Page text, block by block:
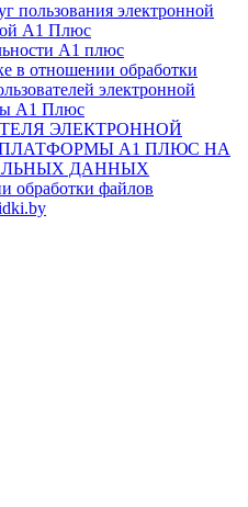
пользования электронной
А1 Плюс
А1 плюс
отношении обработки
электронной
А1 Плюс
ЭЛЕКТРОННОЙ
А1 ПЛЮС НА
ДАННЫХ
файлов